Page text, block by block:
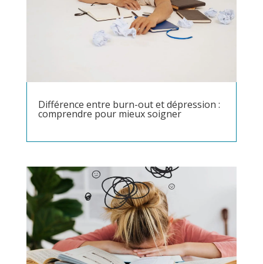
Différence entre burn-out et dépression :
comprendre pour mieux soigner